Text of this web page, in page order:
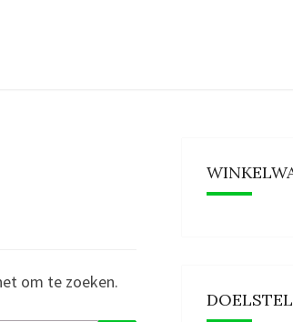
om te zoeken.